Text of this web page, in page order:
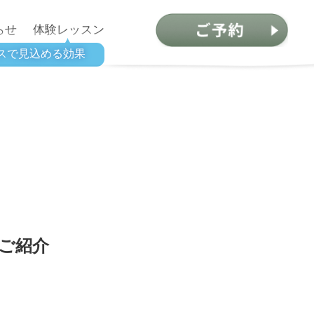
せ 体験レッスン
で見込める効果
紹介